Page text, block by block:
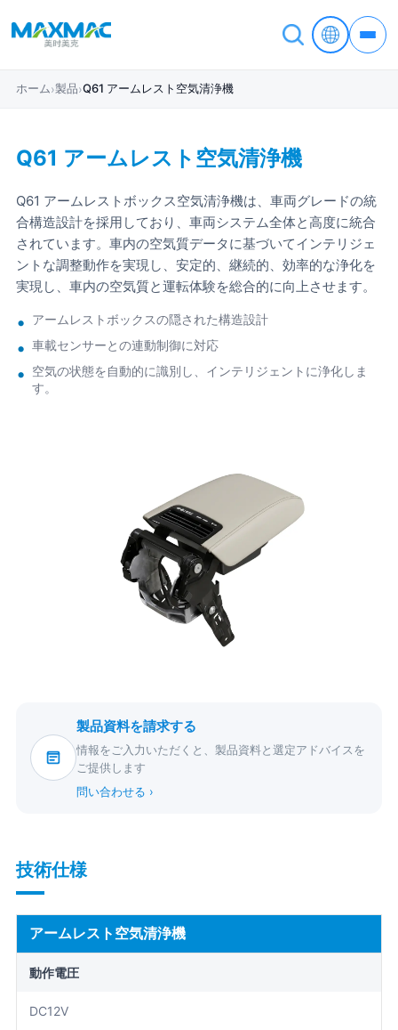
ホーム›製品›Q61 アームレスト空気清浄機
Q61 アームレスト空気清浄機
Q61 アームレストボックス空気清浄機は、車両グレードの統
合構造設計を採用しており、車両システム全体と高度に統合
されています。車内の空気質データに基づいてインテリジェ
ントな調整動作を実現し、安定的、継続的、効率的な浄化を
実現し、車内の空気質と運転体験を総合的に向上させます。
アームレストボックスの隠された構造設計
車載センサーとの連動制御に対応
空気の状態を自動的に識別し、インテリジェントに浄化しま
す。
製品資料を請求する
情報をご入力いただくと、製品資料と選定アドバイスを
ご提供します
問い合わせる ›
技術仕様
アームレスト空気清浄機
動作電圧
DC12V